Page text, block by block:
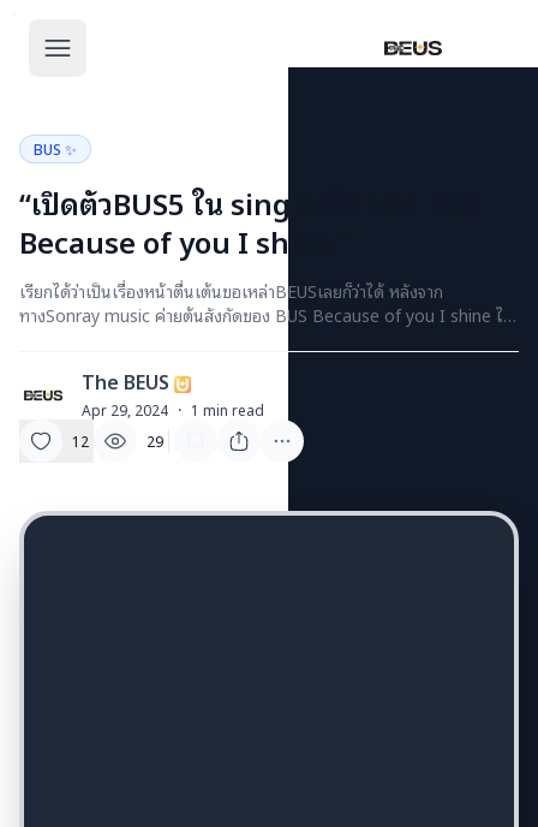
The BEUS
The BEUS - แห
BUS ✨
“เปิดตัวBUS5 ใน single ที่3 ของ BUS
Because of you I shine “
เรียกได้ว่าเป็นเรื่องหน้าตื่นเต้นขอเหล่าBEUSเลยก็ว่าได้ หลังจาก
ทางSonray music ค่ายต้นสังกัดของ BUS Because of you I shine ได้
SUB-UNITSนั้นๆ ทำเอาเหล่าBEUSต่างคาดการกันไปต่างๆ นานาว่าใครจะ
อยู่ SUB-UNITS ไหนบ้าง จนช่วงเย็น ของวันที่ 28 เมษายน ที่ผ่านมาทาง
Twitter (X) BUS Because of you I shine ได้ปล่อย BUS5 Member
Introduction ออกมา ประกอบไปด้วย ฮาร์ท จั๋ง จินวุค ภู และ มาร์คคริส
เดิม […]
T The BEUS
Apr 29, 2024 · 1 min read
12
29